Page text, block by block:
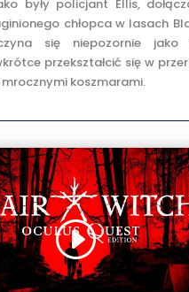
były policjant Ellis,
chłopca w lasach
się niepozornie jako
przekształcić się w
koszmarami.